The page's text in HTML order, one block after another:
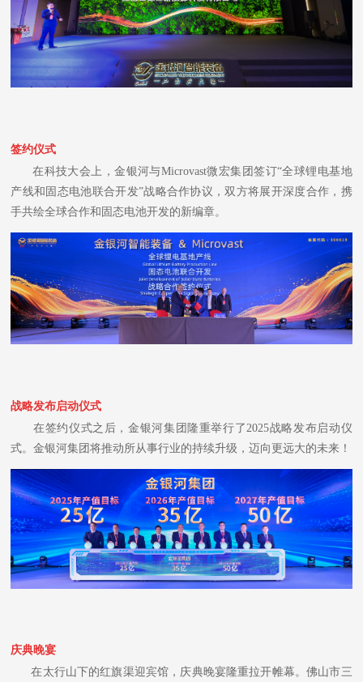
签约仪式
在科技大会上，金银河与Microvast微宏集团签订“全球锂电基地
产线和固态电池联合开发”战略合作协议，双方将展开深度合作，携
手共绘全球合作和固态电池开发的新编章。
战略发布启动仪式
在签约仪式之后，金银河集团隆重举行了2025战略发布启动仪
式。金银河集团将推动所从事行业的持续升级，迈向更远大的未来！
庆典晚宴
在太行山下的红旗渠迎宾馆，庆典晚宴隆重拉开帷幕。佛山市三